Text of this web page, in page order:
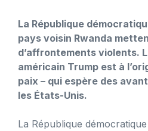
La République
pays voisin Rwanda
d’affrontements violents.
américain Trump est à
paix – qui espère des
les États-Unis.
La République